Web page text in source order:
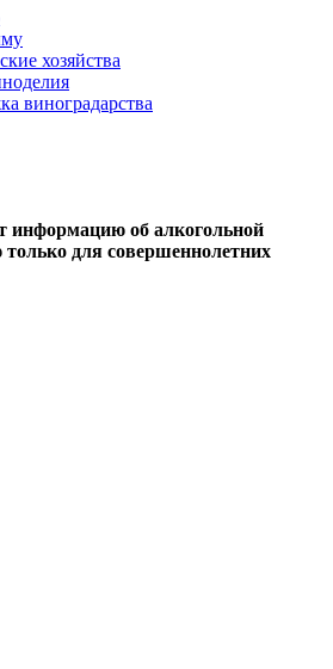
хозяйства
виноградарства
информацию об алкогольной
для совершеннолетних